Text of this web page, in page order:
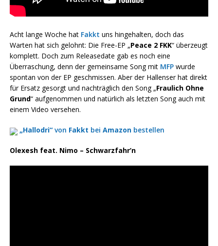
Acht lange Woche hat Fakkt uns hingehalten, doch das
Warten hat sich gelohnt: Die Free-EP „Peace 2 FKK“ überzeugt
komplett. Doch zum Releasedate gab es noch eine
Überraschung, denn der gemeinsame Song mit MFP wurde
spontan von der EP geschmissen. Aber der Hallenser hat direkt
für Ersatz gesorgt und nachträglich den Song „Fraulich Ohne
Grund“ aufgenommen und natürlich als letzten Song auch mit
einem Video versehen.
„Hallodri“ von Fakkt bei Amazon bestellen
Olexesh feat. Nimo – Schwarzfahr’n